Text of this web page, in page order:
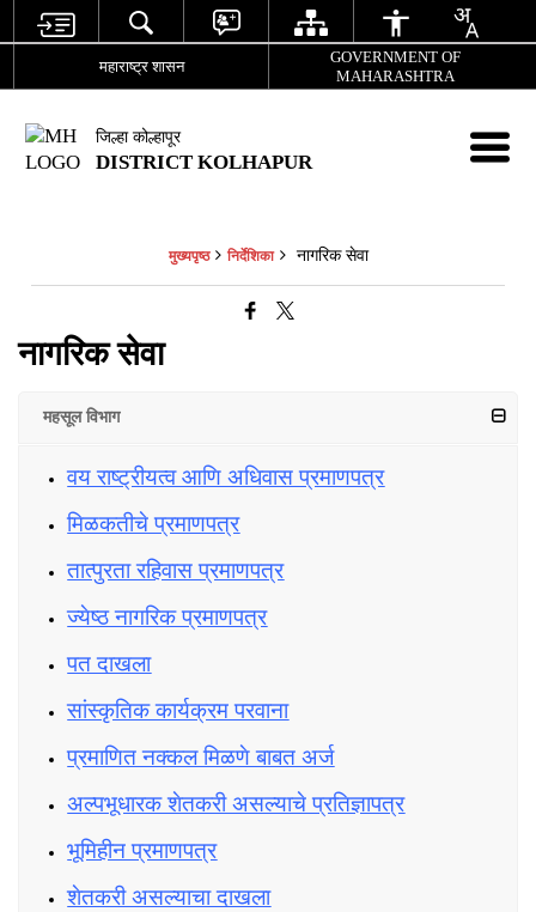
महाराष्ट्र शासन
GOVERNMENT OF
MAHARASHTRA
जिल्हा कोल्हापूर
DISTRICT KOLHAPUR
मुख्यपृष्ठ निर्देशिका नागरिक सेवा
नागरिक सेवा
महसूल विभाग
वय राष्ट्रीयत्व आणि अधिवास प्रमाणपत्र
मिळकतीचे प्रमाणपत्र
तात्पुरता रहिवास प्रमाणपत्र
ज्येष्ठ नागरिक प्रमाणपत्र
पत दाखला
सांस्कृतिक कार्यक्रम परवाना
प्रमाणित नक्कल मिळणे बाबत अर्ज
अल्पभूधारक शेतकरी असल्याचे प्रतिज्ञापत्र
भूमिहीन प्रमाणपत्र
शेतकरी असल्याचा दाखला